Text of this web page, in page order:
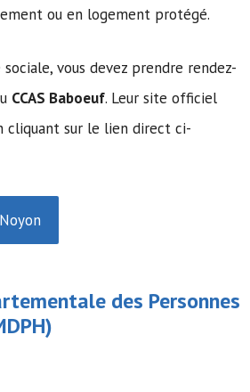
ou en logement protégé.
vous devez prendre rendez-
CCAS Baboeuf. Leur site officiel
cliquant sur le lien direct ci-
des Personnes